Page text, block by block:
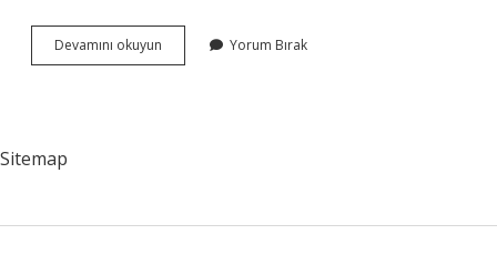
Devamını okuyun Kimlerin
Dava
Yorum Bırak
Sitemap